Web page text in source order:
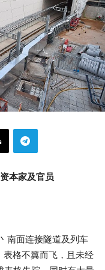
本家及官员
南面连接隧道及列车
格不翼而飞，且未经